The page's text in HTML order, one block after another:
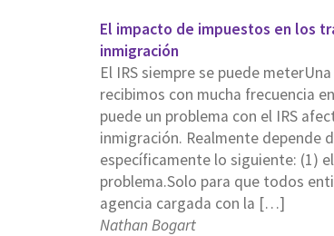
El impacto de impuestos en los
inmigración
El IRS siempre se puede
recibimos con mucha frecuencia
puede un problema con el IRS
inmigración. Realmente depende
específicamente lo siguiente: (1)
problema.Solo para que todos
agencia cargada con la […]
Nathan Bogart